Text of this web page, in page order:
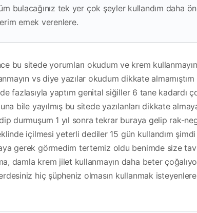
bulacağınız tek yer çok şeyler kullandım daha
emek verenlere.
bu sitede yorumları okudum ve krem
vs diye yazılar okudum dikkate
fazlasıyla yaptım genital siğiller 6 tane kadardı
bile yayılmış bu sitede yazılanları dikkate
durmuşum 1 yıl sonra tekrar buraya gelip rak-
içilmesi yeterli dediler 15 gün kullandım
gerek görmedim tertemiz oldu benimde size
damla krem jilet kullanmayın daha beter
hiç şüpheniz olmasın kullanmak